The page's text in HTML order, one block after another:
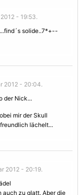
- 19:53.
solide..7*+--
2012 - 20:04.
der Nick...
mir der Skull
lächelt...
2012 - 20:19.
zu glatt. Aber die